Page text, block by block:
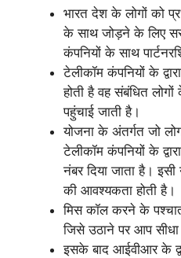
भारत देश के लोगों को
के साथ जोड़ने के लिए
कंपनियों के साथ
टेलीकॉम कंपनियों के
होती है वह संबंधित लोगों
पहुंचाई जाती है।
योजना के अंतर्गत जो
टेलीकॉम कंपनियों के
नंबर दिया जाता है।
की आवश्यकता होती है।
मिस कॉल करने के
जिसे उठाने पर आप
इसके बाद आईवीआर के